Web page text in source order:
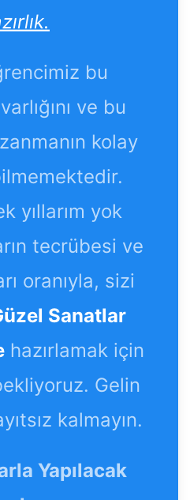
bu
ve bu
kolay
yıllarım yok
tecrübesi ve
oranıyla, sizi
Sanatlar
hazırlamak için
Gelin
kalmayın.
Yapılacak